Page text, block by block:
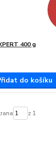
400 g
do košíku
z 1